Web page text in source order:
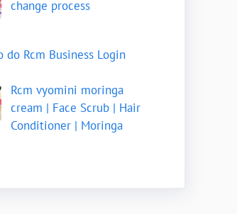
change process
do Rcm Business Login
Rcm vyomini moringa
cream | Face Scrub | Hair
Conditioner | Moringa